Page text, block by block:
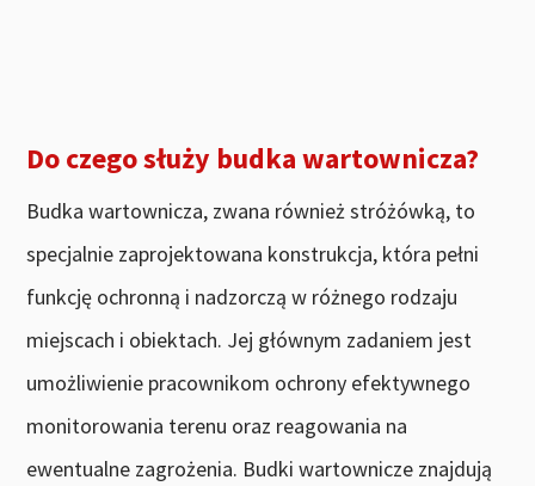
Do czego służy budka wartownicza?
Budka wartownicza, zwana również stróżówką, to
specjalnie zaprojektowana konstrukcja, która pełni
funkcję ochronną i nadzorczą w różnego rodzaju
miejscach i obiektach. Jej głównym zadaniem jest
umożliwienie pracownikom ochrony efektywnego
monitorowania terenu oraz reagowania na
ewentualne zagrożenia. Budki wartownicze znajdują